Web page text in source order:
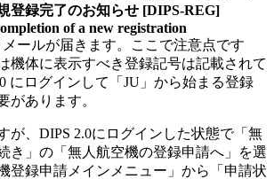
登録完了のお知らせ [DIPS-REG]
of a new registration
メールが届きます。ここで注意点です
機体に表示すべき登録記号は記載されて
にログインして「JU」から始まる登録
があります。
が、DIPS 2.0にログインした状態で「無
き」の「無人航空機の登録申請へ」を選
登録申請メインメニュー」から「申請状